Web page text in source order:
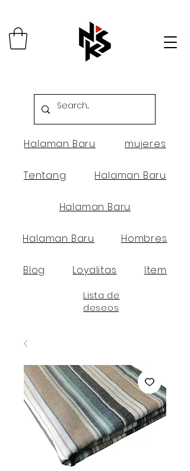
Halaman Baru mujeres
Tentang Halaman Baru
Halaman Baru
Halaman Baru Hombres
Blog Loyalitas Item
Lista de
deseos